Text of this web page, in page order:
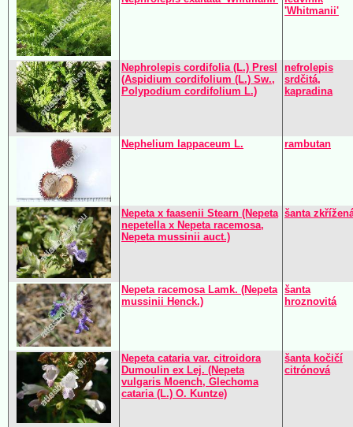
'Whitmanii'
Nephrolepis cordifolia (L.) Presl
(Aspidium cordifolium (L.) Sw.,
Polypodium cordifolium L.)
nefrolepis
srdčitá,
kapradina
Nephelium lappaceum L. rambutan
Nepeta x faasenii Stearn (Nepeta
nepetella x Nepeta racemosa,
Nepeta mussinii auct.)
šanta
Nepeta racemosa Lamk. (Nepeta
mussinii Henck.)
šanta
hroznovitá
Nepeta cataria var. citroidora
Dumoulin ex Lej. (Nepeta
vulgaris Moench, Glechoma
cataria (L.) O. Kuntze)
šanta kočičí
citrónová